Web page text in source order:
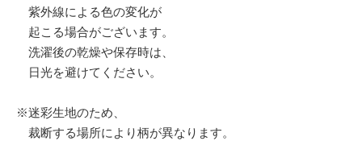
紫外線による色の変化が
起こる場合がございます。
洗濯後の乾燥や保存時は、
日光を避けてください。
※迷彩生地のため、
裁断する場所により柄が異なります。